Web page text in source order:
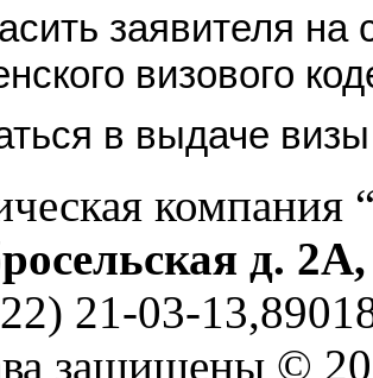
заявителя на
визового
в выдаче
компания
д.
21-03-
защищены ©